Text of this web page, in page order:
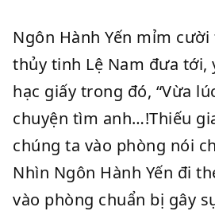
Ngôn Hành Yến mỉm
thủy tinh Lệ Nam đưa tới,
hạc giấy trong đó, “Vừa
chuyện tìm anh…!Thiếu
chúng ta vào phòng nói
Nhìn Ngôn Hành Yến đi
vào phòng chuẩn bị gây